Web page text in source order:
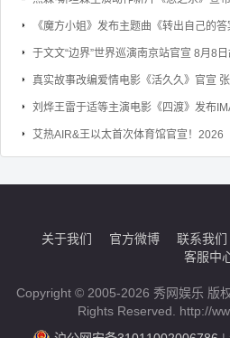
于文文“边界”世界巡演南京站官宣 8月8
艾热AIR&王以太首次体育馆官宣！2026
关于我们 官方微博 联系我们
客服中
Copyright © 2005-2026 秀网娱乐 版
Rights Reserved. http://